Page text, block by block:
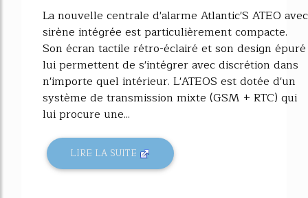
La nouvelle centrale d'alarme Atlantic'S ATEO avec
sirène intégrée est particulièrement compacte.
Son écran tactile rétro-éclairé et son design épuré
lui permettent de s'intégrer avec discrétion dans
n'importe quel intérieur. L'ATEOS est dotée d'un
système de transmission mixte (GSM + RTC) qui
lui procure une...
LIRE LA SUITE